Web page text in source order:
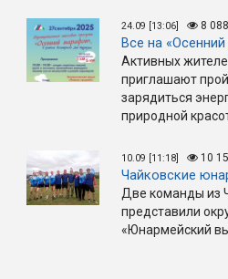
24.09 [13:06] 8 088
Все на
Активных
приглашают
зарядиться
природной
10.09 [11:18] 10
Чайковские
Две команды из
представили
«Юнармейский